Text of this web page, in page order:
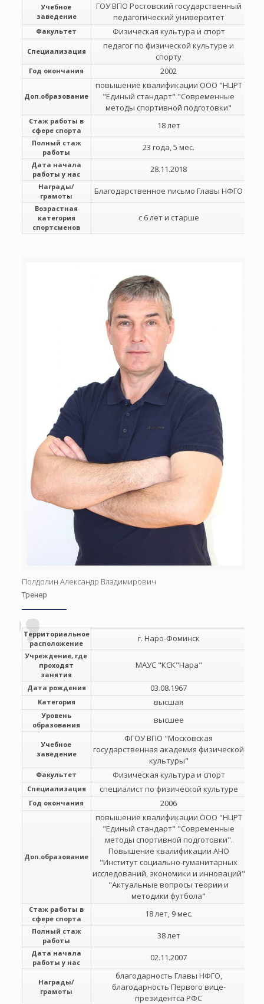
Учебное
заведение
ГОУ ВПО Ростовский государственный
педагогический университет
Факультет Физическая культура и спорт
Специализация
педагог по физической культуре и
спорту
Год окончания 2002
Доп.образование
повышение квалификации ООО "НЦРТ
"Единый стандарт" "Современные
методы спортивной подготовки"
Стаж работы в
сфере спорта
18 лет
Полный стаж
работы
23 года, 5 мес.
Дата начала
работы у нас
28.11.2018
Награды/
грамоты
Благодарственное письмо Главы НФГО
Возрастная
категория
спортсменов
с 6 лет и старше
Полдолин Александр Владимирович
Тренер
Территориальное
расположение
г. Наро-Фоминск
Учреждение, где
проходят
занятия
МАУС "КСК"Нара"
Дата рождения 03.08.1967
Категория высшая
Уровень
образования
высшее
Учебное
заведение
ФГОУ ВПО "Московская
государственная академия физической
культуры"
Факультет Физическая культура и спорт
Специализация специалист по физической культуре
Год окончания 2006
Доп.образование
повышение квалификации ООО "НЦРТ
"Единый стандарт" "Современные
методы спортивной подготовки".
Повышение квалификации АНО
"Институт социально-гуманитарных
исследований, экономики и инноваций"
"Актуальные вопросы теории и
методики футбола"
Стаж работы в
сфере спорта
18 лет, 9 мес.
Полный стаж
работы
38 лет
Дата начала
работы у нас
02.11.2007
Награды/
грамоты
благодарность Главы НФГО,
благодарность Первого вице-
президентса РФС